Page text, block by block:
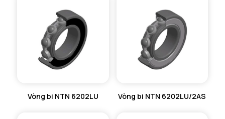
Vòng bi NTN 6202LU Vòng bi NTN 6202LU/2AS